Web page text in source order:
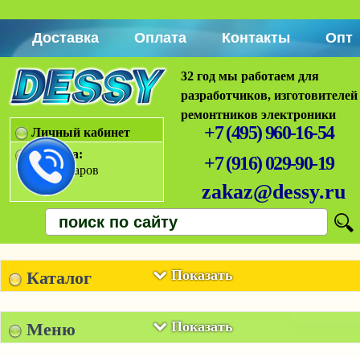
Доставка Оплата Контакты Опт
32 год мы работаем для
разработчиков,
ремонтников электроники
+7 (495) 960-16-54
+7 (916) 029-90-19
zakaz@dessy.ru
Личный кабинет
Корзина:
Нет товаров
Показать
Каталог
Показать
Меню